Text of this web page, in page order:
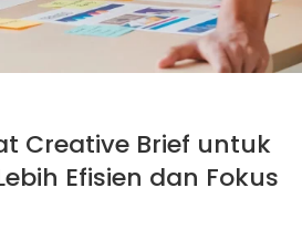
Creative Brief untuk
Efisien dan Fokus